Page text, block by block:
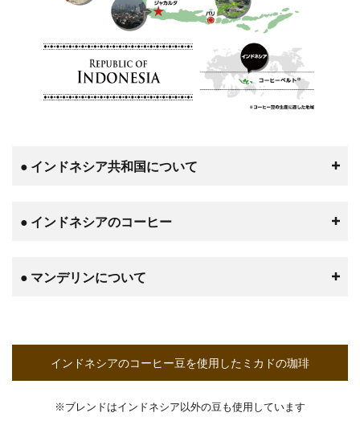
● インドネシア共和国について
● インドネシアのコーヒー
● マンデリンについて
インドネシアのコーヒー豆を使用したミカドの珈琲
※ブレンドはインドネシア以外の豆も使用しています